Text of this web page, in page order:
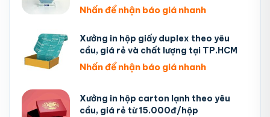
Nhấn để nhận báo giá nhanh
Xưởng in hộp giấy duplex theo yêu
cầu, giá rẻ và chất lượng tại TP.HCM
Nhấn để nhận báo giá nhanh
Xưởng in hộp carton lạnh theo yêu
cầu, giá rẻ từ 15.000đ/hộp